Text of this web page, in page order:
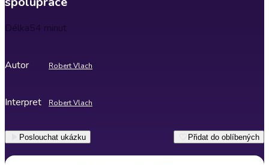
Délka54 minut
Autor Robert Vlach
Interpret Robert Vlach
Poslouchat ukázku Přidat do oblíbených